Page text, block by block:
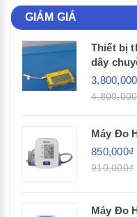
GIẢM GIÁ
Thiết bị
dây
Máy Đo
850,000₫
910,000₫
Máy Đo